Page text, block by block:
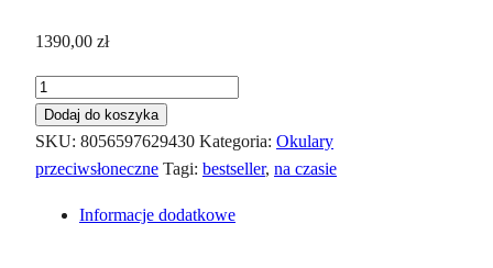
1390,00 zł
ilość
Prada
SPR
56Y
Dodaj do koszyka
SKU: 8056597629430 Kategoria: Okulary
przeciwsłoneczne Tagi: bestseller, na czasie
Informacje dodatkowe